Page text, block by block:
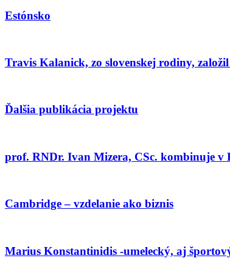
Estónsko
Travis Kalanick, zo slovenskej rodiny,
Ďalšia publikácia projektu
prof. RNDr. Ivan Mizera, CSc. kombinuje v
Cambridge – vzdelanie ako biznis
Marius Konstantinidis -umelecký, aj